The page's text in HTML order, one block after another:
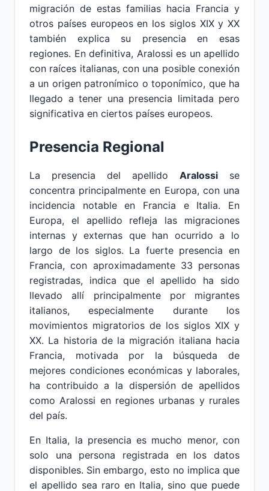
migración de estas familias hacia Francia y
otros países europeos en los siglos XIX y XX
también explica su presencia en esas
regiones. En definitiva, Aralossi es un apellido
con raíces italianas, con una posible conexión
a un origen patronímico o toponímico, que ha
llegado a tener una presencia limitada pero
significativa en ciertos países europeos.
Presencia Regional
La presencia del apellido Aralossi se
concentra principalmente en Europa, con una
incidencia notable en Francia e Italia. En
Europa, el apellido refleja las migraciones
internas y externas que han ocurrido a lo
largo de los siglos. La fuerte presencia en
Francia, con aproximadamente 33 personas
registradas, indica que el apellido ha sido
llevado allí principalmente por migrantes
italianos, especialmente durante los
movimientos migratorios de los siglos XIX y
XX. La historia de la migración italiana hacia
Francia, motivada por la búsqueda de
mejores condiciones económicas y laborales,
ha contribuido a la dispersión de apellidos
como Aralossi en regiones urbanas y rurales
del país.
En Italia, la presencia es mucho menor, con
solo una persona registrada en los datos
disponibles. Sin embargo, esto no implica que
el apellido sea raro en Italia, sino que puede